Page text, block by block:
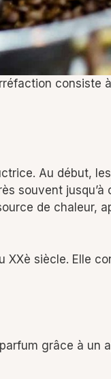
consiste
Au début,
souvent jusqu’à
de chaleur,
siècle. Elle
grâce à un